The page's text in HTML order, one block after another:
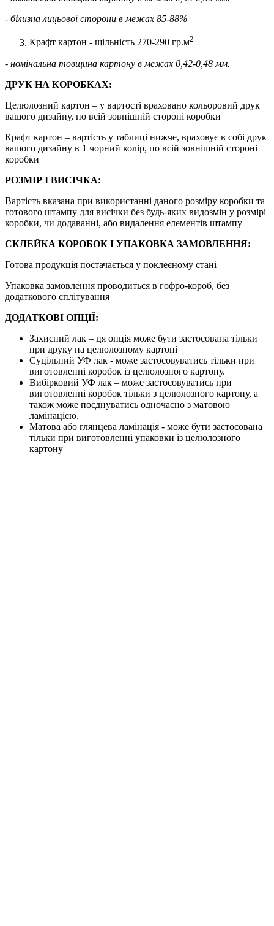
- білизна лицьової сторони в межах 85-88%
Крафт картон - щільність 270-290 гр.м2
- номінальна товщина картону в межах 0,42-0,48 мм.
ДРУК НА КОРОБКАХ:
Целюлозний картон – у вартості враховано кольоровий друк
вашого дизайну, по всій зовнішній стороні коробки
Крафт картон – вартість у таблиці нижче, враховує в собі друк
вашого дизайну в 1 чорний колір, по всій зовнішній стороні
коробки
РОЗМІР І ВИСІЧКА:
Вартість вказана при використанні даного розміру коробки та
готового штампу для висічки без будь-яких видозмін у розмірі
коробки, чи додаванні, або видалення елементів штампу
СКЛЕЙКА КОРОБОК І УПАКОВКА ЗАМОВЛЕННЯ:
Готова продукція постачається у поклеєному стані
Упаковка замовлення проводиться в гофро-короб, без
додаткового сплітування
ДОДАТКОВІ ОПЦІЇ:
Захисний лак – ця опція може бути застосована тільки
при друку на целюлозному картоні
Суцільний УФ лак - може застосовуватись тільки при
виготовленні коробок із целюлозного картону.
Вибірковий УФ лак – може застосовуватись при
виготовленні коробок тільки з целюлозного картону, а
також може поєднуватись одночасно з матовою
ламінацією.
Матова або глянцева ламінація - може бути застосована
тільки при виготовленні упаковки із целюлозного
картону